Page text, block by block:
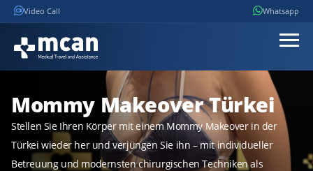
Video Call Whatsapp
Mommy Makeover Türkei
Stellen Sie Ihren Körper mit einem Mommy Makeover in der
Türkei wieder her und verjüngen Sie ihn – mit individueller
Betreuung und modernsten chirurgischen Techniken als